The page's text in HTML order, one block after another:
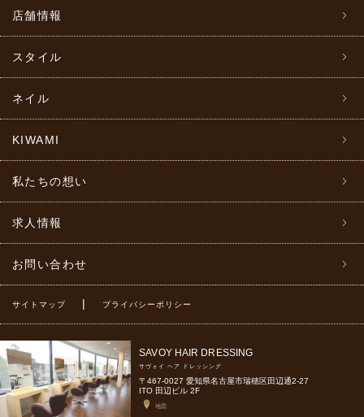
店舗情報
スタイル
ネイル
KIWAMI
私たちの想い
求人情報
お問い合わせ
サイトマップ | プライバシーポリシー
SAVOY HAIR DRESSING
サヴォイ ヘア ドレッシング
〒467-0027 愛知県名古屋市瑞穂区田辺通2-27
ITO 田辺ビル 2F
地図